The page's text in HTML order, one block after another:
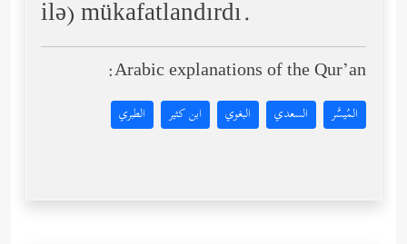
ilə) mükafatlandırdı.
Arabic explanations of the Qur’an:
المُيسَّر السعدي البغوي ابن كثير الطبري